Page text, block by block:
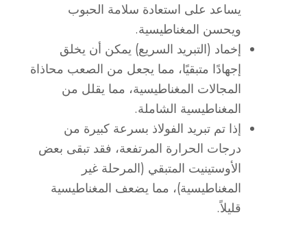
يساعد على استعادة سلامة الحبوب
ويحسن المغناطيسية.
إخماد (التبريد السريع) يمكن أن يخلق
إجهادًا متبقيًا، مما يجعل من الصعب محاذاة
المجالات المغناطيسية، مما يقلل من
المغناطيسية الشاملة.
إذا تم تبريد الفولاذ بسرعة كبيرة من
درجات الحرارة المرتفعة، فقد تبقى بعض
الأوستينيت المتبقي (المرحلة غير
المغناطيسية)، مما يضعف المغناطيسية
قليلاً.